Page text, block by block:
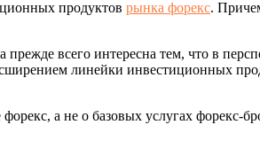
продуктов рынка форекс.
всего интересна тем, что в
линейки инвестиционных
а не о базовых услугах форекс-